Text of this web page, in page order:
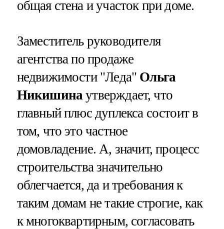
общая стена и участок при доме.
Заместитель руководителя
агентства по продаже
недвижимости "Леда" Ольга
Никишинаутверждает, что
главный плюс дуплекса состоит в
том, что это частное
домовладение. А, значит, процесс
строительства значительно
облегчается, да и требования к
таким домам не такие строгие, как
к многоквартирным, согласовать